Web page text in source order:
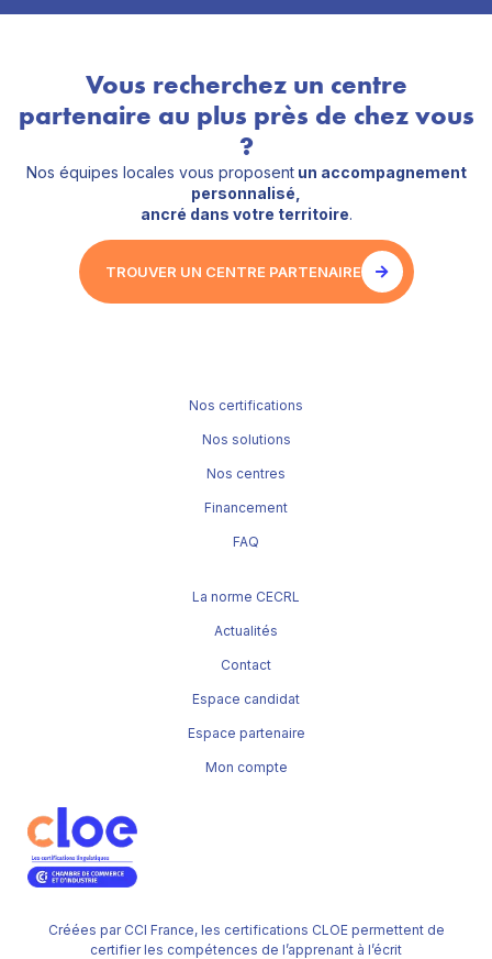
Vous recherchez un centre
partenaire au plus près de chez vous
?
Nos équipes locales vous proposentun accompagnement
personnalisé,
ancré dans votre territoire.
TROUVER UN CENTRE PARTENAIRE
Créées par CCI France, les certifications CLOE permettent de
certifier les compétences de l’apprenant à l’écrit
Nos certifications
Nos solutions
Nos centres
Financement
FAQ
La norme CECRL
Actualités
Contact
Espace candidat
Espace partenaire
Mon compte